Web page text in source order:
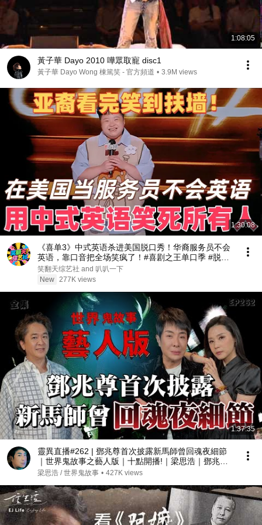
1:08:05
黃子華 Dayo 2010 嘩眾取寵 disc1
黃子華 Dayo Wong 棟篤笑 - 官方頻道 • 3.9M views
1:30:08
《喜单3》中式英语杀进美国脱口秀！华裔服务员不会
英语，靠口音把全场笑疯了！#喜剧之王单口季 #脱口
秀 #搞笑 #喜剧 #funny #综艺
笑翻天综艺社 and 叭叭一下
New 277K views
1:37:35
靈異直播#262 | 鄧兆尊首次披露新馬師曾回魂夜細節
｜世界鬼故事之藝人版｜十點開播!｜梁思浩｜鄧兆尊
｜羅泳嫻｜世界鬼故事｜通靈之王
梁思浩 / 世界鬼故事 • 427K views